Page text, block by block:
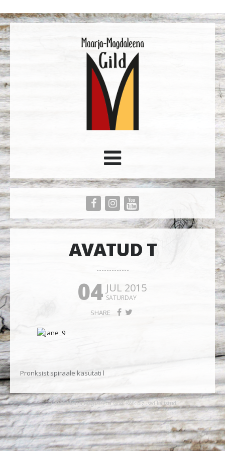
AVATUD T
04 JUL 2015
SATURDAY
SHARE
Pronksist spiraale kasutati l
© 2026 Maarja-Magdaleena Gild. Kõik õigused kaitstud.